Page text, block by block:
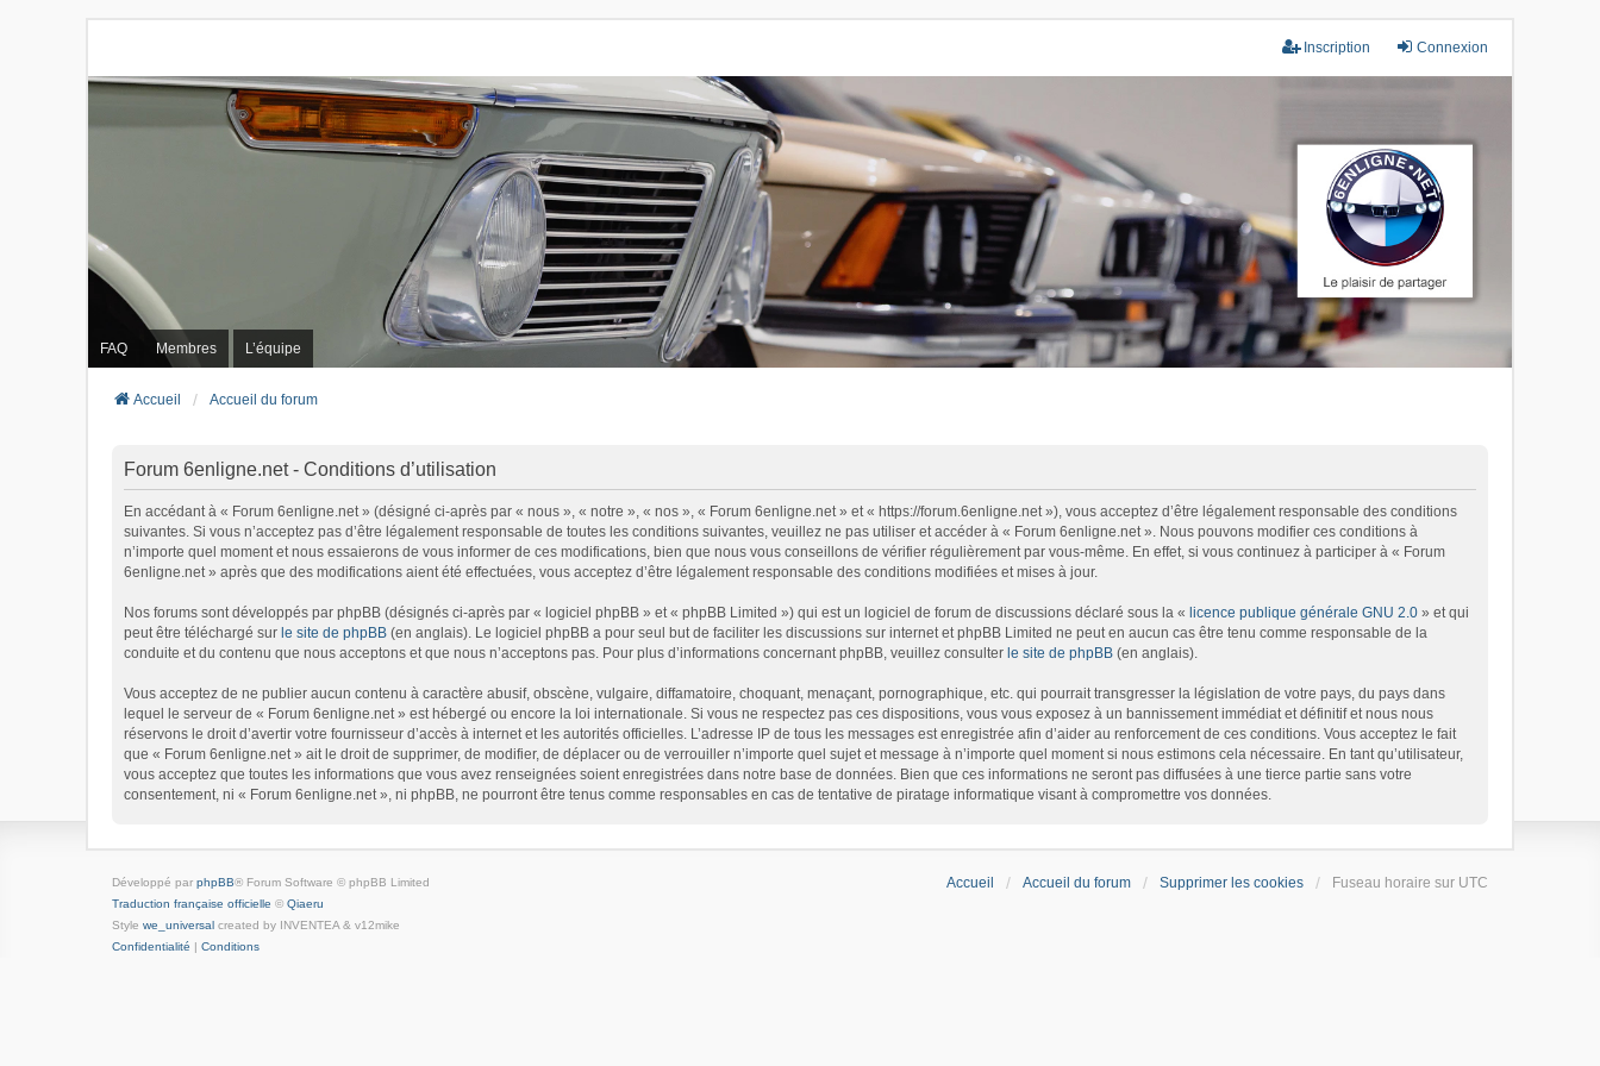
Connexion
Inscription
FAQ Membres L’équipe
Accueil Accueil du forum
Forum 6enligne.net - Conditions d’utilisation
En accédant à « Forum 6enligne.net » (désigné ci-après par « nous », « notre », « nos », « Forum 6enligne.net » et « https://forum.6enligne.net »), vous acceptez d’être légalement responsable des conditions
suivantes. Si vous n’acceptez pas d’être légalement responsable de toutes les conditions suivantes, veuillez ne pas utiliser et accéder à « Forum 6enligne.net ». Nous pouvons modifier ces conditions à
n’importe quel moment et nous essaierons de vous informer de ces modifications, bien que nous vous conseillons de vérifier régulièrement par vous-même. En effet, si vous continuez à participer à « Forum
6enligne.net » après que des modifications aient été effectuées, vous acceptez d’être légalement responsable des conditions modifiées et mises à jour.
Nos forums sont développés par phpBB (désignés ci-après par « logiciel phpBB » et « phpBB Limited ») qui est un logiciel de forum de discussions déclaré sous la « licence publique générale GNU 2.0 » et qui
peut être téléchargé sur le site de phpBB (en anglais). Le logiciel phpBB a pour seul but de faciliter les discussions sur internet et phpBB Limited ne peut en aucun cas être tenu comme responsable de la
conduite et du contenu que nous acceptons et que nous n’acceptons pas. Pour plus d’informations concernant phpBB, veuillez consulter le site de phpBB (en anglais).
Vous acceptez de ne publier aucun contenu à caractère abusif, obscène, vulgaire, diffamatoire, choquant, menaçant, pornographique, etc. qui pourrait transgresser la législation de votre pays, du pays dans
lequel le serveur de « Forum 6enligne.net » est hébergé ou encore la loi internationale. Si vous ne respectez pas ces dispositions, vous vous exposez à un bannissement immédiat et définitif et nous nous
réservons le droit d’avertir votre fournisseur d’accès à internet et les autorités officielles. L’adresse IP de tous les messages est enregistrée afin d’aider au renforcement de ces conditions. Vous acceptez le fait
que « Forum 6enligne.net » ait le droit de supprimer, de modifier, de déplacer ou de verrouiller n’importe quel sujet et message à n’importe quel moment si nous estimons cela nécessaire. En tant qu’utilisateur,
vous acceptez que toutes les informations que vous avez renseignées soient enregistrées dans notre base de données. Bien que ces informations ne seront pas diffusées à une tierce partie sans votre
consentement, ni « Forum 6enligne.net », ni phpBB, ne pourront être tenus comme responsables en cas de tentative de piratage informatique visant à compromettre vos données.
Accueil Accueil du forum Supprimer les cookies Fuseau horaire sur UTC
Développé par phpBB® Forum Software © phpBB Limited
Traduction française officielle © Qiaeru
Style we_universal created by INVENTEA & v12mike
Confidentialité | Conditions